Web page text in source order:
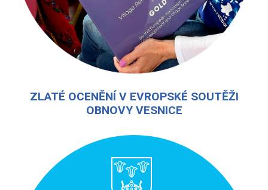
ZLATÉ OCENĚNÍ V EVROPSKÉ SOUTĚŽI
OBNOVY VESNICE